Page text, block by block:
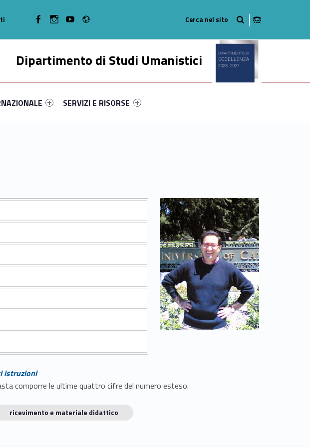
Dipartimento di Studi Umanistici
31596-45
#link-menu-primary-23491-49
Link identifier #link-menu-primary-18441-56
SERVIZI E RISORSE
WebMan on FacebookWebMan on Instagram
WebMan on Youtube
istruzioni
comporre le ultime quattro cifre del numero esteso.
ricevimento e materiale didattico